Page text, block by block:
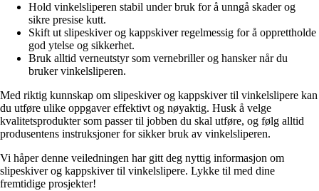
Hold vinkelsliperen stabil under bruk for å unngå skader og
sikre presise kutt.
Skift ut slipeskiver og kappskiver regelmessig for å opprettholde
god ytelse og sikkerhet.
Bruk alltid verneutstyr som vernebriller og hansker når du
bruker vinkelsliperen.
Med riktig kunnskap om slipeskiver og kappskiver til vinkelslipere kan
du utføre ulike oppgaver effektivt og nøyaktig. Husk å velge
kvalitetsprodukter som passer til jobben du skal utføre, og følg alltid
produsentens instruksjoner for sikker bruk av vinkelsliperen.
Vi håper denne veiledningen har gitt deg nyttig informasjon om
slipeskiver og kappskiver til vinkelslipere. Lykke til med dine
fremtidige prosjekter!